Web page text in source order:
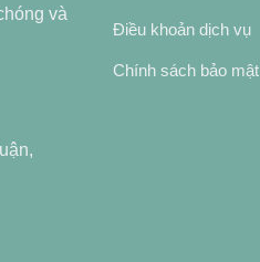
và
Điều khoản dịch vụ
Chính sách bảo mật